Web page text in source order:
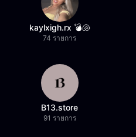
kaylxigh.rx 💣🐚
74 รายการ
B13.store
91 รายการ